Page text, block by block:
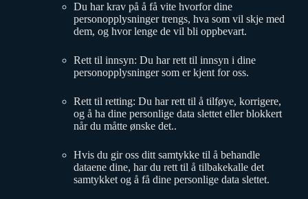
Du har krav på å få vite hvorfor dine
personopplysninger trengs, hva som vil skje med
dem, og hvor lenge de vil bli oppbevart.
Rett til innsyn: Du har rett til innsyn i dine
personopplysninger som er kjent for oss.
Rett til retting: Du har rett til å tilføye, korrigere,
og å ha dine personlige data slettet eller blokkert
når du måtte ønske det..
Hvis du gir oss ditt samtykke til å behandle
dataene dine, har du rett til å tilbakekalle det
samtykket og å få dine personlige data slettet.